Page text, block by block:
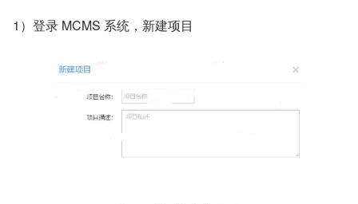
1）登录 MCMS 系统，新建项目